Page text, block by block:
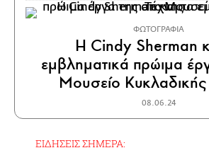
ΦΩΤΟΓΡΑΦΙΑ
Η Cindy Sherman
εμβληματικά πρώιμα
Μουσείο
08.06.24
ΕΙΔΗΣΕΙΣ ΣΗΜΕΡΑ: